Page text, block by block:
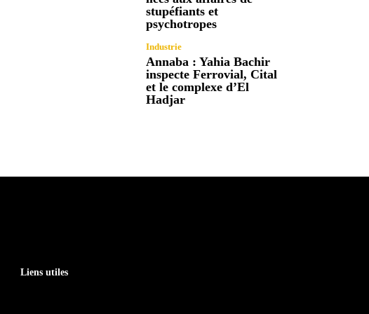
stupéfiants et
psychotropes
Industrie
Annaba : Yahia Bachir
inspecte Ferrovial, Cital
et le complexe d’El
Hadjar
Liens utiles